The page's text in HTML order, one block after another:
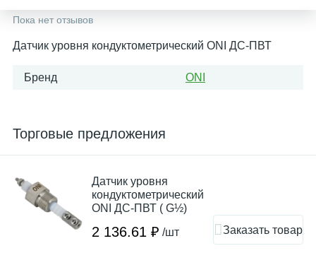
Пока нет отзывов
Датчик уровня кондуктометрический ONI ДС-ПВТ
Бренд ONI
Торговые предложения
Датчик уровня
кондуктометрический
ONI ДС-ПВТ ( G½)
2 136.61 ₽ /шт Заказать товар